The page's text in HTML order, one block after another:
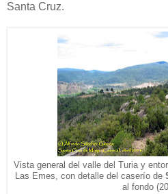
Santa Cruz.
Vista general del valle del Turia y
Las Emes, con detalle del caserío de
al fondo